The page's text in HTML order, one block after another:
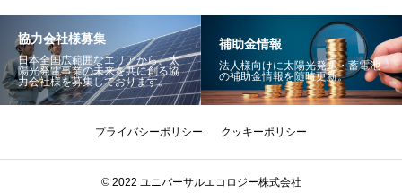
協力会社様募集
日本全国広範囲なエリアから、太
陽光発電事業の未来を共に創る協
力会社様を募集しております。
補助金情報
法人様向けに太陽光発電・蓄電池
の補助金情報を随時更新。
プライバシーポリシー クッキーポリシー
© 2022 ユニバーサルエコロジー株式会社